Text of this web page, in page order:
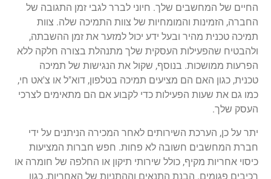
החיים של המחשבים שלך. חיוני לברר לגבי זמן התגובה של
החברה, הזמינות והמומחיות של צוות התמיכה שלה. צוות
תמיכה טכנית מהיר ובעל ידע יכול למזער את זמן ההשבתה,
ולהבטיח שהפעילות העסקית שלך מתנהלת בצורה חלקה ללא
הפרעות ממושכות. בנוסף, שקול את הנגישות של תמיכה
טכנית, כגון האם הם מציעים תמיכה בטלפון, דוא"ל או צ'אט חי,
כמו גם את שעות הפעילות כדי לקבוע אם הם מתאימים לצרכי
העסק שלך.
יתר על כן, הערכת השירותים לאחר המכירה הניתנים על ידי
חברת המחשבים חשובה לא פחות. חפש חברות המציעות
כיסוי אחריות מקיף, כולל שירותי תיקון או החלפה של חומרה או
רכיבים פגומים. הבנת התנאים וההתניות של האחריות, כגון